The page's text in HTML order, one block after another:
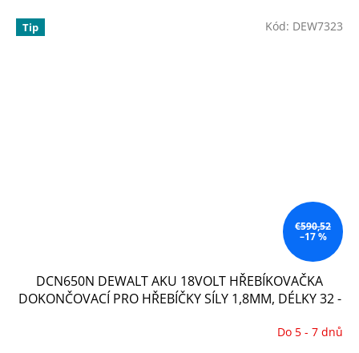
Tip
€590,52
–17 %
DCN650N DEWALT AKU 18VOLT HŘEBÍKOVAČKA
DOKONČOVACÍ PRO HŘEBÍČKY SÍLY 1,8MM, DÉLKY 32 -
Do 5 - 7 dnů
Kód: DEW7323